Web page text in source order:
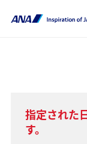
指定された
す。